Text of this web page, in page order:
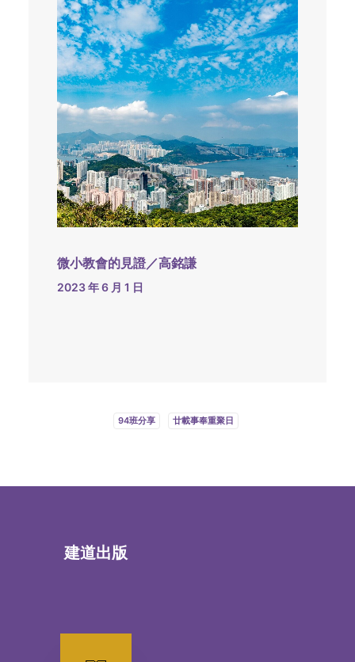
微小教會的見證／高銘謙
2023 年 6 月 1 日
94班分享 廿載事奉重聚日
建道出版